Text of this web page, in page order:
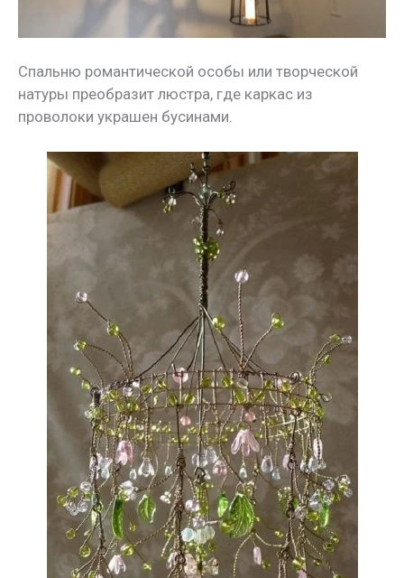
Спальню романтической особы или творческой
натуры преобразит люстра, где каркас из
проволоки украшен бусинами.